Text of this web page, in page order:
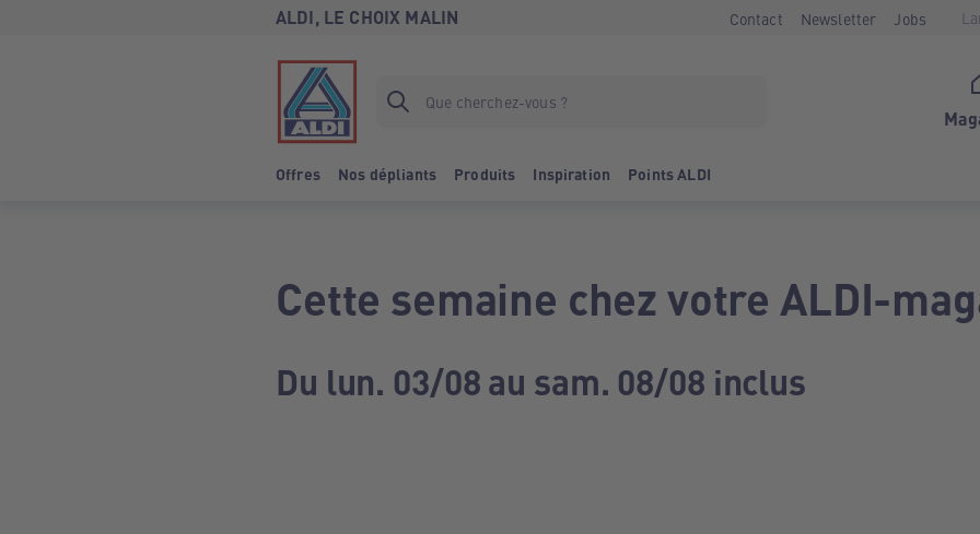
ALDI, LE CHOIX MALIN Contact Newsletter Jobs
Offres Nos dépliants Produits Inspiration Points ALDI
Cette semaine chez votre ALDI-
Du lun. 03/08 au sam. 08/08 inclus